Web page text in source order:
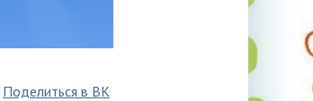
Поделиться в ВК